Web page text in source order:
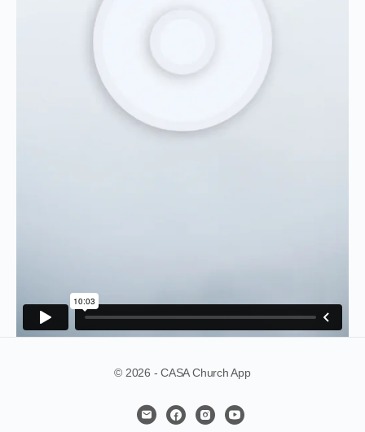
© 2026 - CASA Church App